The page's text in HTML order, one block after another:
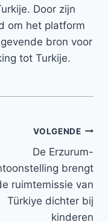
Door zijn
om het platform
bron voor
tot Turkije.
VOLGENDE
De Erzurum-
brengt
ruimtemissie van
Türkiye dichter bij
kinderen